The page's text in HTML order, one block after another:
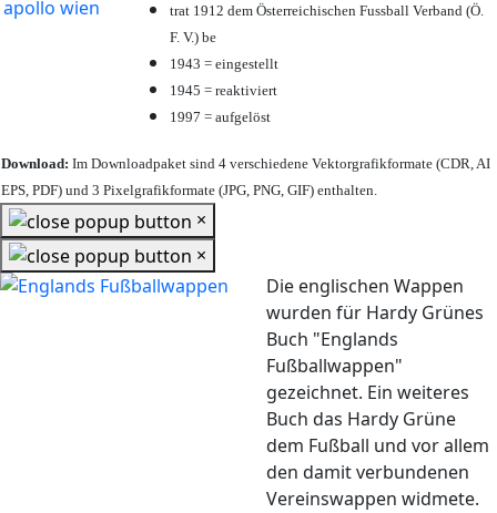
trat 1912 dem Österreichischen Fussball Verband (Ö.
F. V.) be
1943 = eingestellt
1945 = reaktiviert
1997 = aufgelöst
Download: Im Downloadpaket sind 4 verschiedene Vektorgrafikformate (CDR, AI
EPS, PDF) und 3 Pixelgrafikformate (JPG, PNG, GIF) enthalten.
×
×
Die englischen Wappen
wurden für Hardy Grünes
Buch "Englands
Fußballwappen"
gezeichnet. Ein weiteres
Buch das Hardy Grüne
dem Fußball und vor allem
den damit verbundenen
Vereinswappen widmete.